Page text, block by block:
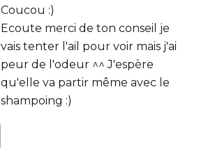
Coucou :)
Ecoute merci de ton conseil je
vais tenter l'ail pour voir mais j'ai
peur de l'odeur ^^ J'espère
qu'elle va partir même avec le
shampoing :)